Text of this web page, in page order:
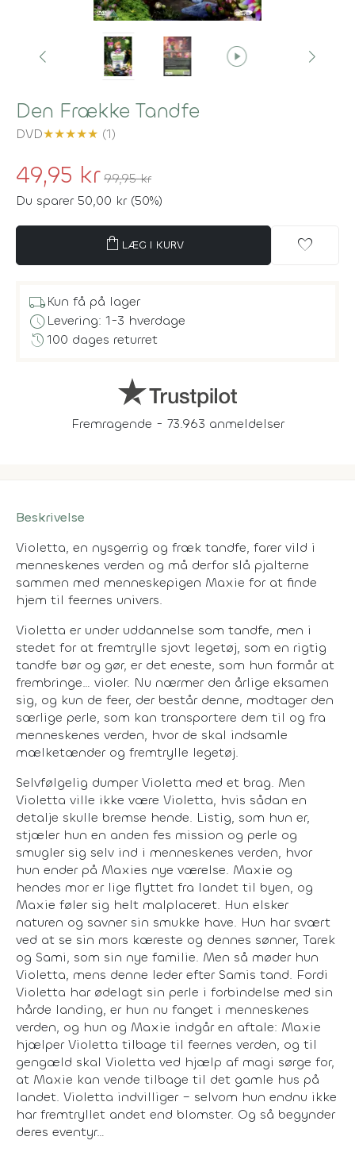
play_circle
Den Frække Tandfe
DVD★★★★★ (1)
49,95 kr 99,95 kr
Du sparer 50,00 kr (50%)
shopping_bag LÆG I KURV favorite
local_shippingKun få på lager
scheduleLevering: 1-3 hverdage
history100 dages returret
Fremragende - 73.963 anmeldelser
Beskrivelse
Violetta, en nysgerrig og fræk tandfe, farer vild i
menneskenes verden og må derfor slå pjalterne
sammen med menneskepigen Maxie for at finde
hjem til feernes univers.
Violetta er under uddannelse som tandfe, men i
stedet for at fremtrylle sjovt legetøj, som en rigtig
tandfe bør og gør, er det eneste, som hun formår at
frembringe… violer. Nu nærmer den årlige eksamen
sig, og kun de feer, der består denne, modtager den
særlige perle, som kan transportere dem til og fra
menneskenes verden, hvor de skal indsamle
mælketænder og fremtrylle legetøj.
Selvfølgelig dumper Violetta med et brag. Men
Violetta ville ikke være Violetta, hvis sådan en
detalje skulle bremse hende. Listig, som hun er,
stjæler hun en anden fes mission og perle og
smugler sig selv ind i menneskenes verden, hvor
hun ender på Maxies nye værelse. Maxie og
hendes mor er lige flyttet fra landet til byen, og
Maxie føler sig helt malplaceret. Hun elsker
naturen og savner sin smukke have. Hun har svært
ved at se sin mors kæreste og dennes sønner, Tarek
og Sami, som sin nye familie. Men så møder hun
Violetta, mens denne leder efter Samis tand. Fordi
Violetta har ødelagt sin perle i forbindelse med sin
hårde landing, er hun nu fanget i menneskenes
verden, og hun og Maxie indgår en aftale: Maxie
hjælper Violetta tilbage til feernes verden, og til
gengæld skal Violetta ved hjælp af magi sørge for,
at Maxie kan vende tilbage til det gamle hus på
landet. Violetta indvilliger – selvom hun endnu ikke
har fremtryllet andet end blomster. Og så begynder
deres eventyr…